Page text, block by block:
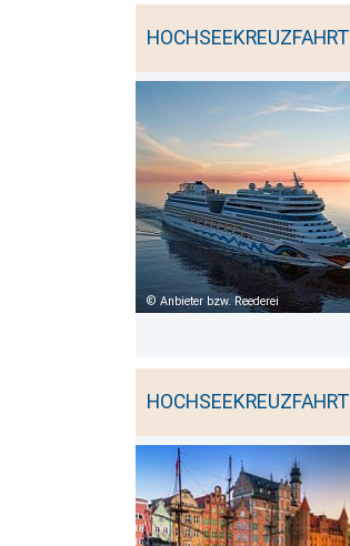
HOCHSEEKREUZFAHRT
Anbieter bzw. Reederei
HOCHSEEKREUZFAHRT